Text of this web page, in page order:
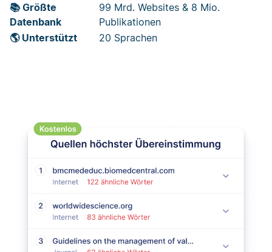
📚 Größte
Datenbank
99 Mrd. Websites & 8 Mio.
Publikationen
🌎 Unterstützt
20 Sprachen